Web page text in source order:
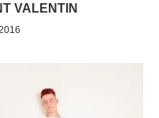
VALENTIN